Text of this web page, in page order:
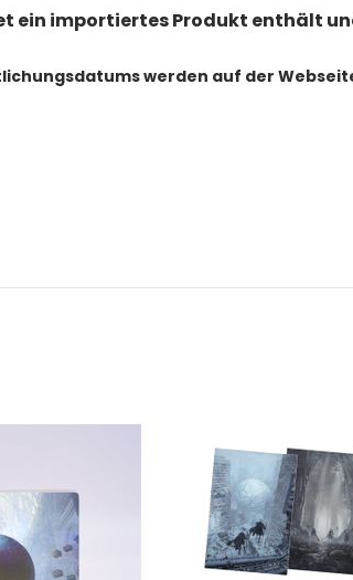
ein importiertes Produkt enthält
werden auf der